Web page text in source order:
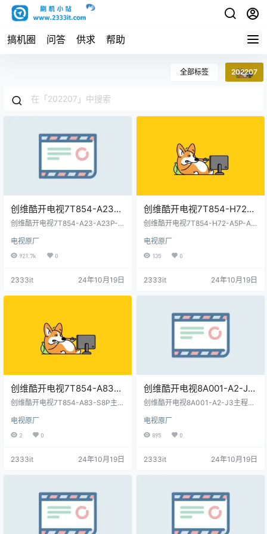
搞机圈 问答 供求 帮助
全部标签 202207
创维酷开电视7T854-A23-
A23P-A23S-G23-G33主程
厂程序U盘数据刷机包
创维酷开电视7T854-A23-A23P-A
包-202207原厂程序U盘数据刷机包
电视原厂
921.7k 0
2333it 24年10月19日
创维酷开电视7T854-H72-
A5P-A6MP-G16-G32P-
包-202207原厂程序U盘数据
刷机包
创维酷开电视7T854-H72-A5P-A6
序和bin包-202207原厂程序U盘数
据刷机包
电视原厂
135 0
2333it 24年10月19日
创维酷开电视7T854-A83-
S8P主程序和bin包-202207
创维酷开电视7T854-A83-S8P主程
据刷机包
电视原厂
2 0
2333it 24年10月19日
创维酷开电视8A001-A2-J3
主程序OTA包和img
刷机包
创维酷开电视8A001-A2-J3主程序
盘数据刷机包
电视原厂
895 0
2333it 24年10月19日